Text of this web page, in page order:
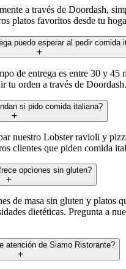
a través de Doordash,
platos favoritos desde tu
puedo esperar al pedir comida
de entrega es entre 30 y 45
tu orden a través de Doordash.
si pido comida italiana?
nuestro Lobster ravioli y
clientes que piden comida
opciones sin gluten?
de masa sin gluten y platos
dietéticas. Pregunta a
atención de Siamo Ristorante?